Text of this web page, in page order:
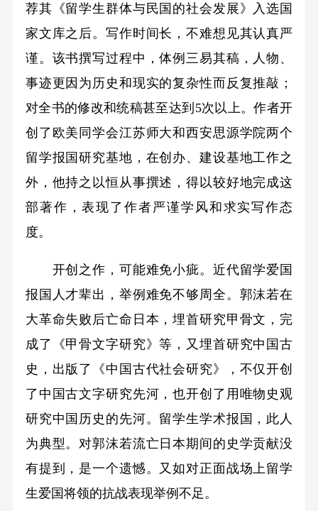
荐其《留学生群体与民国的社会发展》入选国
家文库之后。写作时间长，不难想见其认真严
谨。该书撰写过程中，体例三易其稿，人物、
事迹更因为历史和现实的复杂性而反复推敲；
对全书的修改和统稿甚至达到5次以上。作者开
创了欧美同学会江苏师大和西安思源学院两个
留学报国研究基地，在创办、建设基地工作之
外，他持之以恒从事撰述，得以较好地完成这
部著作，表现了作者严谨学风和求实写作态
度。
开创之作，可能难免小疵。近代留学爱国
报国人才辈出，举例难免不够周全。郭沫若在
大革命失败后亡命日本，埋首研究甲骨文，完
成了《甲骨文字研究》等，又埋首研究中国古
史，出版了《中国古代社会研究》，不仅开创
了中国古文字研究先河，也开创了用唯物史观
研究中国历史的先河。留学生学术报国，此人
为典型。对郭沫若流亡日本期间的史学贡献没
有提到，是一个遗憾。又如对正面战场上留学
生爱国将领的抗战表现举例不足。